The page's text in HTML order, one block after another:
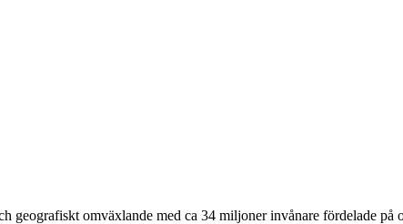
omväxlande med ca 34 miljoner invånare fördelade på